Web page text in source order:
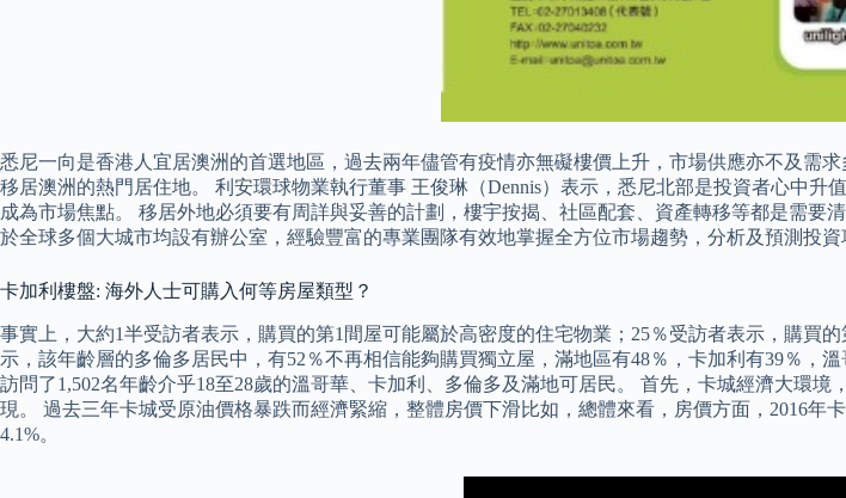
悉尼一向是香港人宜居澳洲的首選地區，過去兩年儘管有疫情亦無礙樓價上升，市場供應亦不及需
移居澳洲的熱門居住地。 利安環球物業執行董事 王俊琳（Dennis）表示，悉尼北部是投資者心中升
成為市場焦點。 移居外地必須要有周詳與妥善的計劃，樓宇按揭、社區配套、資產轉移等都是需要
於全球多個大城市均設有辦公室，經驗豐富的專業團隊有效地掌握全方位市場趨勢，分析及預測投
卡加利樓盤: 海外人士可購入何等房屋類型？
事實上，大約1半受訪者表示，購買的第1間屋可能屬於高密度的住宅物業；25％受訪者表示，購買
示，該年齡層的多倫多居民中，有52％不再相信能夠購買獨立屋，滿地區有48％，卡加利有39％，
訪問了1,502名年齡介乎18至28歲的溫哥華、卡加利、多倫多及滿地可居民。 首先，卡城經濟大
現。 過去三年卡城受原油價格暴跌而經濟緊縮，整體房價下滑比如，總體來看，房價方面，2016年
4.1%。